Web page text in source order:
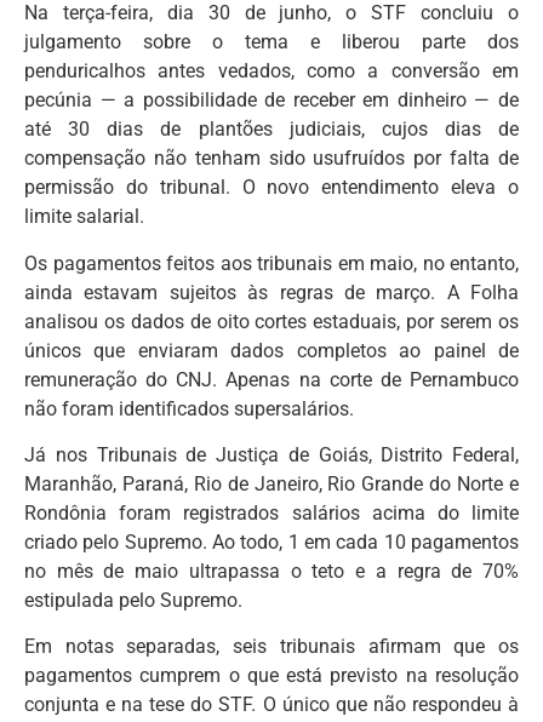
Na terça-feira, dia 30 de junho, o STF concluiu o
julgamento sobre o tema e liberou parte dos
penduricalhos antes vedados, como a conversão em
pecúnia — a possibilidade de receber em dinheiro — de
até 30 dias de plantões judiciais, cujos dias de
compensação não tenham sido usufruídos por falta de
permissão do tribunal. O novo entendimento eleva o
limite salarial.
Os pagamentos feitos aos tribunais em maio, no entanto,
ainda estavam sujeitos às regras de março. A Folha
analisou os dados de oito cortes estaduais, por serem os
únicos que enviaram dados completos ao painel de
remuneração do CNJ. Apenas na corte de Pernambuco
não foram identificados supersalários.
Já nos Tribunais de Justiça de Goiás, Distrito Federal,
Maranhão, Paraná, Rio de Janeiro, Rio Grande do Norte e
Rondônia foram registrados salários acima do limite
criado pelo Supremo. Ao todo, 1 em cada 10 pagamentos
no mês de maio ultrapassa o teto e a regra de 70%
estipulada pelo Supremo.
Em notas separadas, seis tribunais afirmam que os
pagamentos cumprem o que está previsto na resolução
conjunta e na tese do STF. O único que não respondeu à